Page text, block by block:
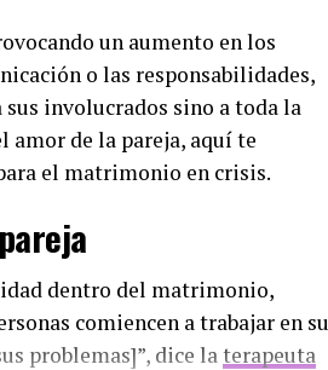
un aumento en los
o las responsabilidades,
sus involucrados sino a toda la
amor de la pareja, aquí te
el matrimonio en crisis.
dentro del matrimonio,
comiencen a trabajar en su
problemas]”, dice la terapeuta